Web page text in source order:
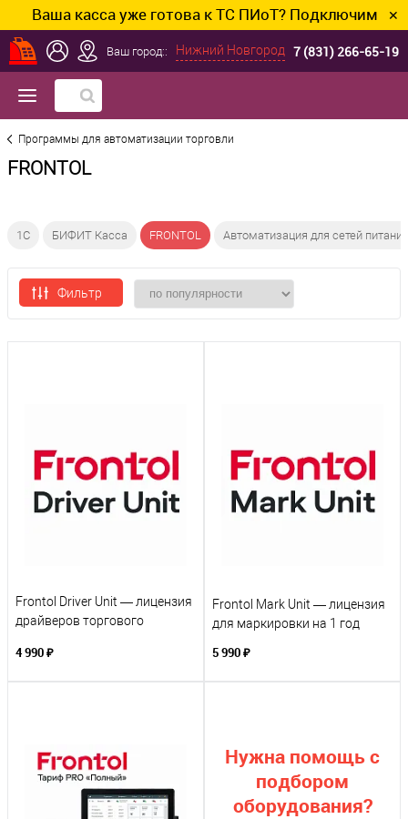
Ваша касса уже готова к ТС ПИоТ? Подключим и ✕
Ваш город:: Нижний Новгород 7 (831) 266-65-19
Программы для автоматизации торговли
FRONTOL
1C БИФИТ Касса FRONTOL Автоматизация для сетей питания
Фильтр
Frontol Driver Unit — лицензия
драйверов торгового
4 990 ₽
Frontol Mark Unit — лицензия
для маркировки на 1 год
5 990 ₽
Нужна помощь с
подбором
оборудования?